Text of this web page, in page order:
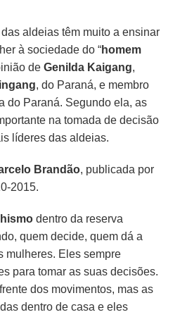
aldeias têm muito a ensinar
à sociedade do “homem
deGenilda Kaigang,
, do Paraná, e membro
do Paraná. Segundo ela, as
na tomada de decisão
líderes das aldeias.
Brandão, publicada por
2015.
dentro da reserva
quem decide, quem dá a
mulheres. Eles sempre
para tomar as suas decisões.
dos movimentos, mas as
dentro de casa e eles